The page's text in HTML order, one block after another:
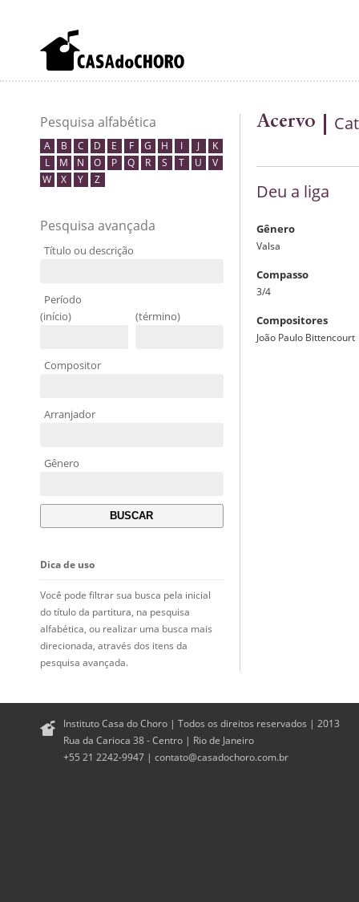
Pesquisa alfabética
A B C D E F G H I J
K
L
M N O P Q R S T U
V
W
X Y Z
Pesquisa avançada
Título ou descrição
Período
(início)
(término)
Compositor
Arranjador
Gênero
Dica de uso
Você pode filtrar sua busca pela inicial
do título da partitura, na pesquisa
alfabética, ou realizar uma busca mais
direcionada, através dos itens da
pesquisa avançada.
Acervo
Deu a liga
Gênero
Valsa
Compasso
3/4
Compositores
João Paulo Bittencourt
Instituto Casa do Choro | Todos os direitos reservados | 2013
Rua da Carioca 38 - Centro | Rio de Janeiro
+55 21 2242-9947 | contato@casadochoro.com.br